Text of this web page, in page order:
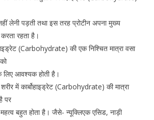
लेनी पड़ती तथा इस तरह प्रोटीन अपना मुख्य
करता रहता है।
(Carbohydrate) की एक निश्चित मात्रा वसा
लिए आवश्यक होती है।
शरीर में कार्बोहाइड्रेट (Carbohydrate) की मात्रा
पर
बहुत होता है। जैसे- न्यूक्लिएक एसिड, नाड़ी